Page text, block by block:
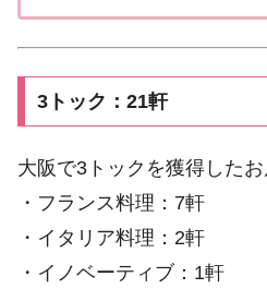
3トック：21軒
大阪で3トックを獲得したお
・フランス料理：7軒
・イタリア料理：2軒
・イノベーティブ：1軒